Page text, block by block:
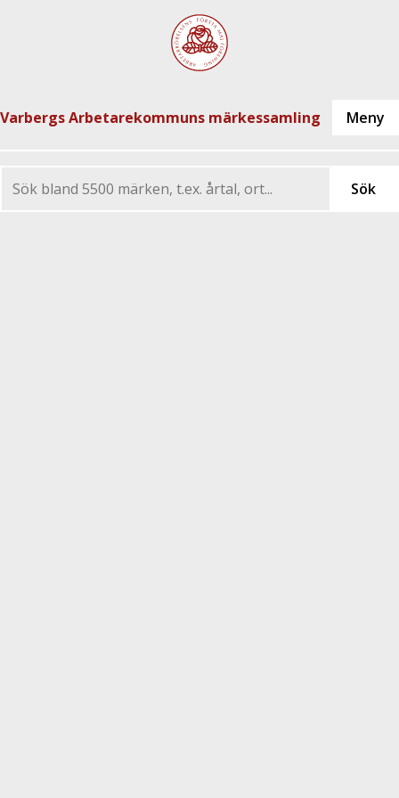
Varbergs Arbetarekommuns märkessamling